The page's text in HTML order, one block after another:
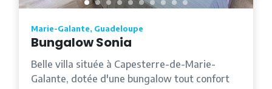
Marie-Galante, Guadeloupe
Bungalow Sonia
Belle villa située à Capesterre-de-Marie-
Galante, dotée d'une bungalow tout confort